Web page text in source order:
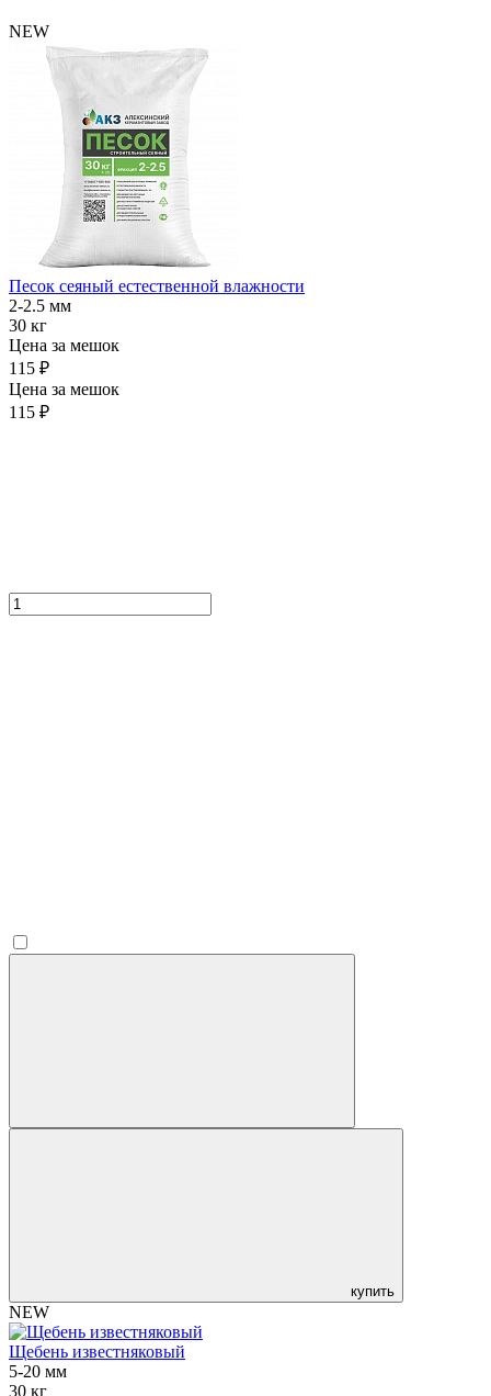
NEW
Песок сеяный естественной влажности
2-2.5 мм
30 кг
Цена за мешок
115 ₽
Цена за мешок
115 ₽
купить
NEW
Щебень известняковый
5-20 мм
30 кг